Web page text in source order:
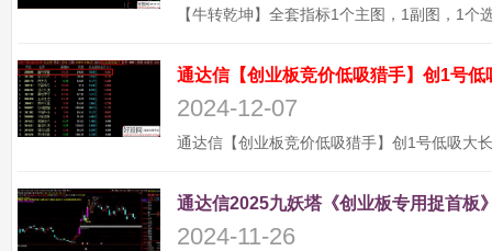
通达信【创业板竞价低吸猎手】创1号
2024-12-07
通达信2025九妖塔《创业板专用捉首板
2024-11-26